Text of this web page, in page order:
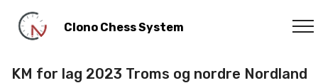
Clono Chess System
KM for lag 2023 Troms og nordre Nordland